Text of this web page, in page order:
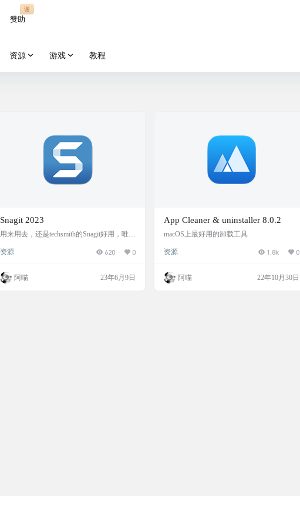
赞助
谢
资源 游戏 教程
Snagit 2023
用来用去，还是techsmith的Snagit好用，唯独
ows上sharex的macos截图工具。 软件截图 软
资源 620 0
阿喵 23年6月9日
App Cleaner & uninstaller 8.0.2
macOS上最好用的卸载工具
资源 1.8k 0
阿喵 22年10月30日